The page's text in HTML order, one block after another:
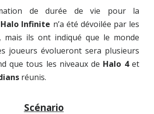
de durée de vie pour la
Halo Infinite n’a été dévoilée par les
mais ils ont indiqué que le monde
joueurs évolueront sera plusieurs
que tous les niveaux de Halo 4et
réunis.
Scénario